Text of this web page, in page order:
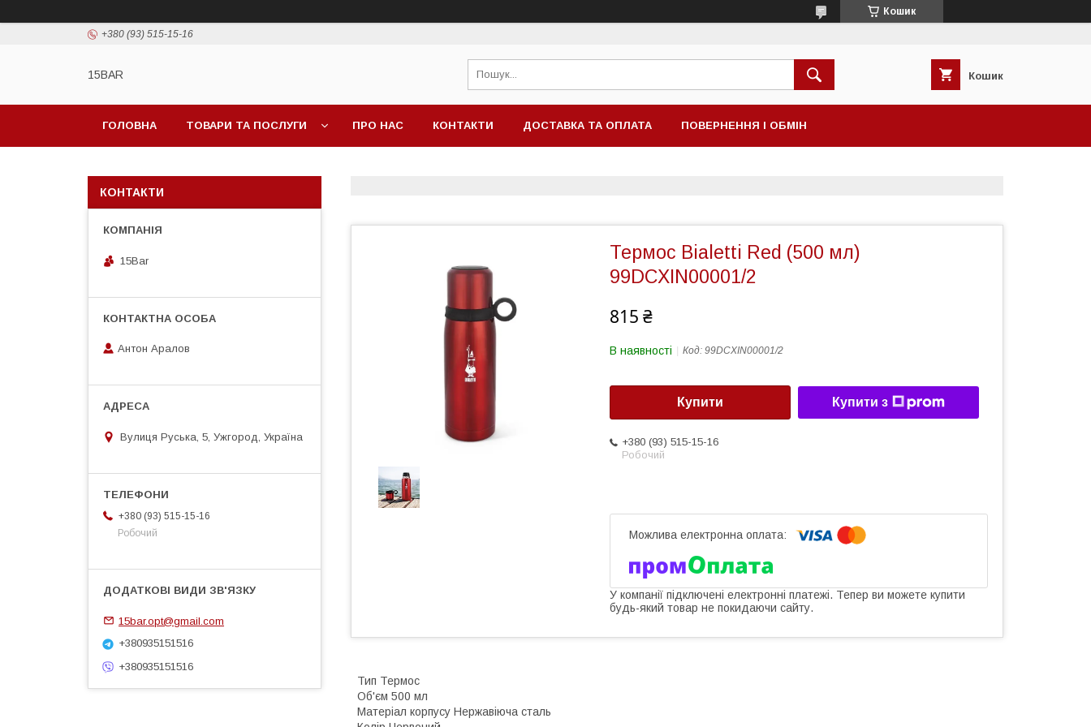
Кошик
+380 (93) 515-15-16
15BAR Кошик
ГОЛОВНА ТОВАРИ ТА ПОСЛУГИ ПРО НАС КОНТАКТИ ДОСТАВКА ТА ОПЛАТА ПОВЕРНЕННЯ І ОБМІН
Термос Bialetti Red (500 мл)
99DCXIN00001/2
815 ₴
В наявності Код: 99DCXIN00001/2
Купити Купити з
+380 (93) 515-15-16
Робочий
У компанії підключені електронні платежі. Тепер ви можете купити
будь-який товар не покидаючи сайту.
Тип Термос
Об'єм 500 мл
Матеріал корпусу Нержавіюча сталь
КОНТАКТИ
15Bar
Антон Аралов
Вулиця Руська, 5, Ужгород, Україна
+380 (93) 515-15-16
Робочий
15bar.opt@gmail.com
+380935151516
+380935151516